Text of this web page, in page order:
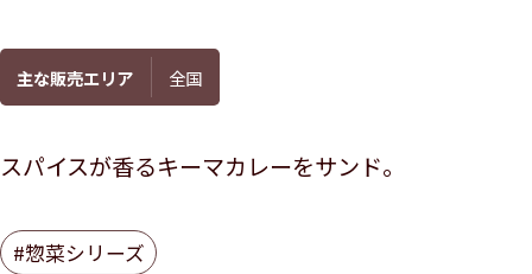
主な販売エリア 全国
スパイスが香るキーマカレーをサンド。
#惣菜シリーズ